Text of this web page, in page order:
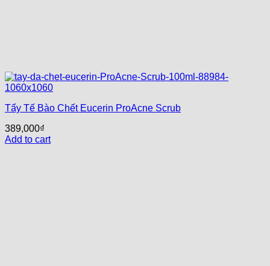
Tẩy Tế Bào Chết Eucerin ProAcne Scrub
389,000₫
Add to cart